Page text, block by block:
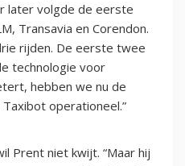
later volgde de eerste
Transavia en Corendon.
rijden. De eerste twee
technologie voor
hebben we nu de
operationeel.”
Prent niet kwijt. “Maar hij